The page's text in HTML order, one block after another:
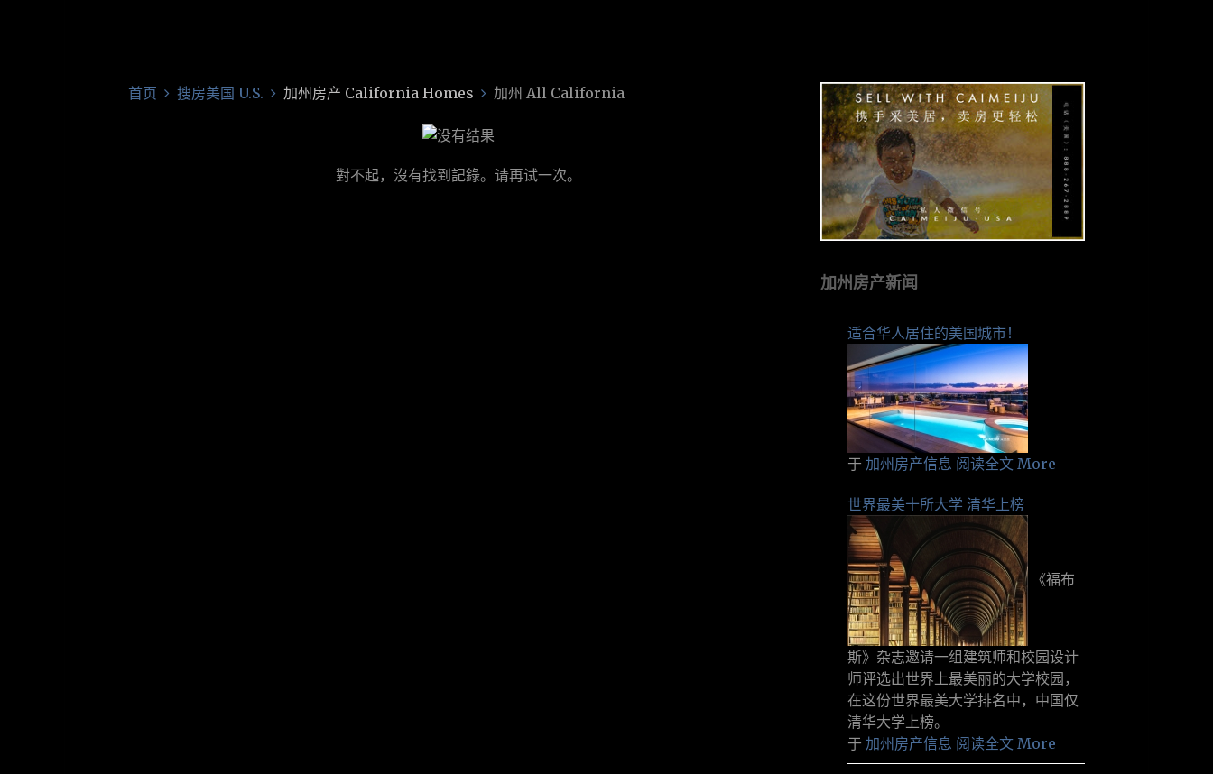
首页 搜房美国 U.S. 加州房产 California Homes 加州 All California
對不起，沒有找到記錄。请再试一次。
加州房产新闻
适合华人居住的美国城市！
于 加州房产信息 阅读全文 More
世界最美十所大学 清华上榜
《福布
斯》杂志邀请一组建筑师和校园设计
师评选出世界上最美丽的大学校园，
在这份世界最美大学排名中，中国仅
清华大学上榜。
于 加州房产信息 阅读全文 More